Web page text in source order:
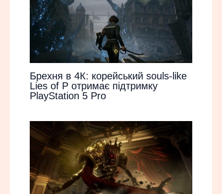
Брехня в 4К: корейський souls-like
Lies of P отримає підтримку
PlayStation 5 Pro